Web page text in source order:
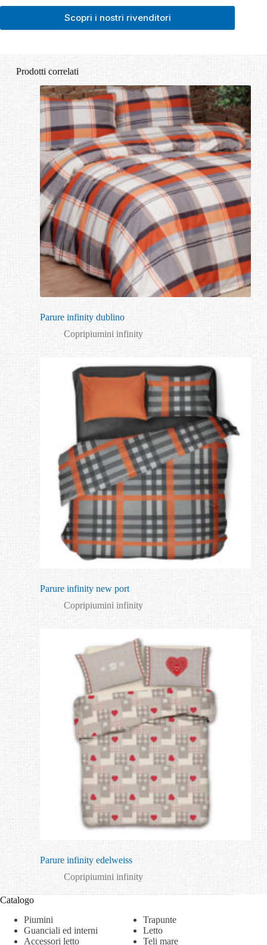
Scopri i nostri rivenditori
Prodotti correlati
Parure infinity dublino
Copripiumini infinity
Parure infinity new port
Copripiumini infinity
Parure infinity edelweiss
Copripiumini infinity
Catalogo
Piumini
Trapunte
Guanciali ed interni
Letto
Accessori letto
Teli mare